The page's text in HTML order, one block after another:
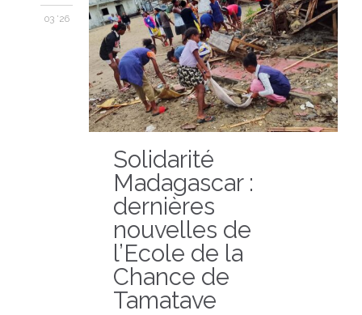
03 '26
Solidarité
Madagascar :
dernières
nouvelles de
l’Ecole de la
Chance de
Tamatave